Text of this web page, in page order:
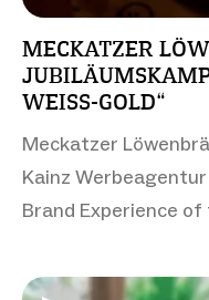
MECKATZER
WEISS-GOLD“
Meckatzer
Kainz Werbeagentur
Brand Experience of